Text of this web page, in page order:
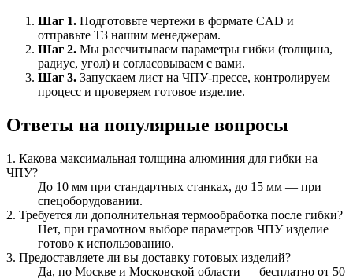
Шаг 1. Подготовьте чертежи в формате CAD и
отправьте ТЗ нашим менеджерам.
Шаг 2. Мы рассчитываем параметры гибки (толщина,
радиус, угол) и согласовываем с вами.
Шаг 3. Запускаем лист на ЧПУ-прессе, контролируем
процесс и проверяем готовое изделие.
Ответы на популярные вопросы
1. Какова максимальная толщина алюминия для гибки на
ЧПУ?
До 10 мм при стандартных станках, до 15 мм — при
спецоборудовании.
2. Требуется ли дополнительная термообработка после гибки?
Нет, при грамотном выборе параметров ЧПУ изделие
готово к использованию.
3. Предоставляете ли вы доставку готовых изделий?
Да, по Москве и Московской области — бесплатно от 50